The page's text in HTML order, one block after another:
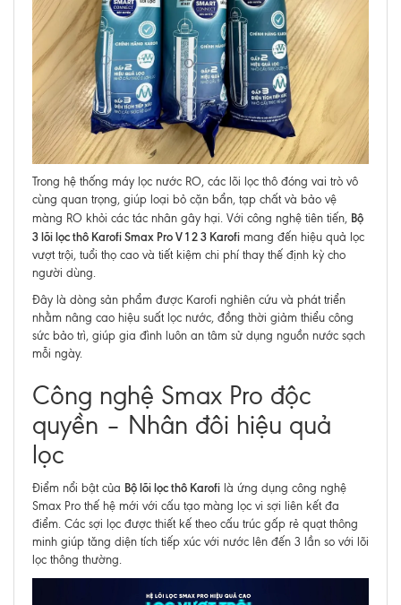
Trong hệ thống máy lọc nước RO, các lõi lọc thô đóng vai trò vô
cùng quan trọng, giúp loại bỏ cặn bẩn, tạp chất và bảo vệ
màng RO khỏi các tác nhân gây hại. Với công nghệ tiên tiến, Bộ
3 lõi lọc thô Karofi Smax Pro V 1 2 3 Karofi mang đến hiệu quả lọc
vượt trội, tuổi thọ cao và tiết kiệm chi phí thay thế định kỳ cho
người dùng.
Đây là dòng sản phẩm được Karofi nghiên cứu và phát triển
nhằm nâng cao hiệu suất lọc nước, đồng thời giảm thiểu công
sức bảo trì, giúp gia đình luôn an tâm sử dụng nguồn nước sạch
mỗi ngày.
Công nghệ Smax Pro độc
quyền – Nhân đôi hiệu quả
lọc
Điểm nổi bật của Bộ lõi lọc thô Karofi là ứng dụng công nghệ
Smax Pro thế hệ mới với cấu tạo màng lọc vi sợi liên kết đa
điểm. Các sợi lọc được thiết kế theo cấu trúc gấp rẻ quạt thông
minh giúp tăng diện tích tiếp xúc với nước lên đến 3 lần so với lõi
lọc thông thường.